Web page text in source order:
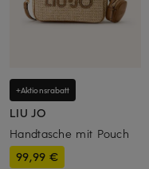
+Aktionsrabatt
LIU JO
Handtasche mit Pouch
99,99 €